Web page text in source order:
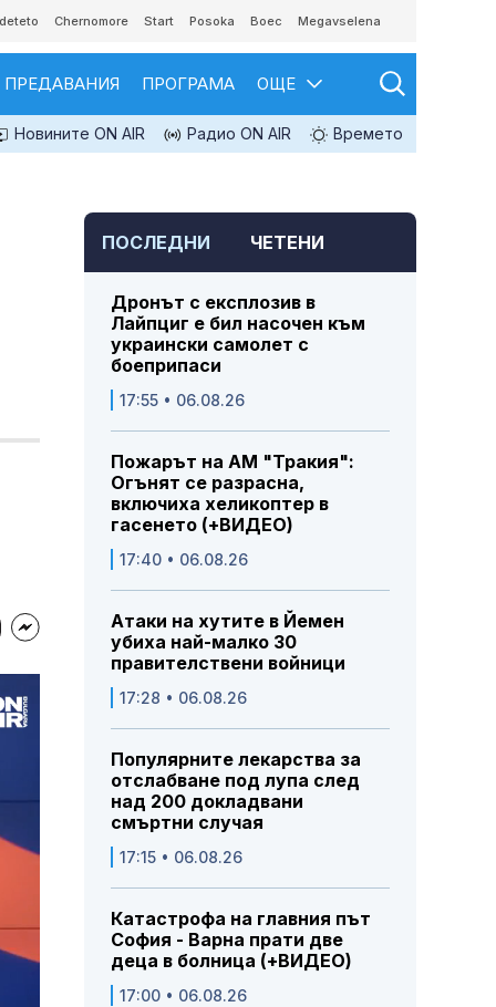
Chernomore Start Posoka Boec Megavselena
ПРЕДАВАНИЯ ПРОГРАМА ОЩЕ
Новините ON AIR Радио ON AIR Времето
ПОСЛЕДНИ ЧЕТЕНИ
Дронът с експлозив в
Лайпциг е бил насочен към
украински самолет с
боеприпаси
17:55 • 06.08.26
Пожарът на АМ "Тракия":
Огънят се разрасна,
включиха хеликоптер в
гасенето (+ВИДЕО)
17:40 • 06.08.26
Атаки на хутите в Йемен
убиха най-малко 30
правителствени войници
17:28 • 06.08.26
Популярните лекарства за
отслабване под лупа след
над 200 докладвани
смъртни случая
17:15 • 06.08.26
Катастрофа на главния път
София - Варна прати две
деца в болница (+ВИДЕО)
17:00 • 06.08.26